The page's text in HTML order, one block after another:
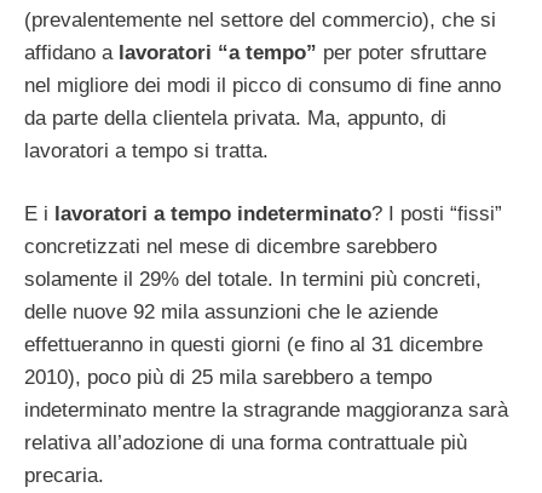
(prevalentemente nel settore del commercio), che si
affidano a lavoratori “a tempo” per poter sfruttare
nel migliore dei modi il picco di consumo di fine anno
da parte della clientela privata. Ma, appunto, di
lavoratori a tempo si tratta.
E i lavoratori a tempo indeterminato? I posti “fissi”
concretizzati nel mese di dicembre sarebbero
solamente il 29% del totale. In termini più concreti,
delle nuove 92 mila assunzioni che le aziende
effettueranno in questi giorni (e fino al 31 dicembre
2010), poco più di 25 mila sarebbero a tempo
indeterminato mentre la stragrande maggioranza sarà
relativa all’adozione di una forma contrattuale più
precaria.